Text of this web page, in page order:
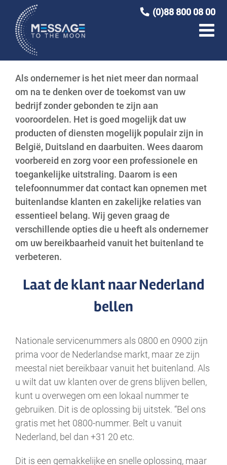
(0)88 800 08 00
naar
inhoud
Als ondernemer is het niet meer dan normaal
om na te denken over de toekomst van uw
bedrijf zonder gebonden te zijn aan
vooroordelen. Het is goed mogelijk dat uw
producten of diensten mogelijk populair zijn in
België, Duitsland en daarbuiten. Wees daarom
voorbereid en zorg voor een professionele en
toegankelijke uitstraling. Daarom is een
telefoonnummer dat contact kan opnemen met
buitenlandse klanten en zakelijke relaties van
essentieel belang. Wij geven graag de
verschillende opties die u heeft als ondernemer
om uw bereikbaarheid vanuit het buitenland te
verbeteren.
Laat de klant naar Nederland
bellen
Nationale servicenummers als 0800 en 0900 zijn
prima voor de Nederlandse markt, maar ze zijn
meestal niet bereikbaar vanuit het buitenland. Als
u wilt dat uw klanten over de grens blijven bellen,
kunt u overwegen om een lokaal nummer te
gebruiken. Dit is de oplossing bij uitstek. “Bel ons
gratis met het 0800-nummer. Belt u vanuit
Nederland, bel dan +31 20 etc.
Dit is een gemakkelijke en snelle oplossing, maar